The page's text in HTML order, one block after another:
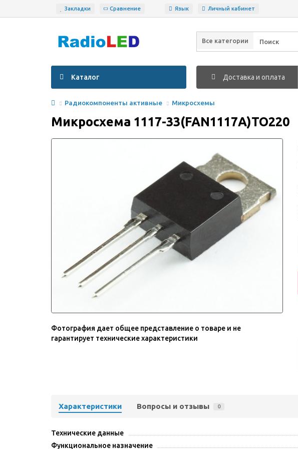
Закладки Сравнение Язык Личный кабинет
Все категории
Каталог Доставка и оплата
Радиокомпоненты активные Микросхемы
Микросхема 1117-33(FAN1117A)TO220
Фотография дает общее представление о товаре и не
гарантирует технические характеристики
Характеристики Вопросы и отзывы 0
Технические данные
Функциональное назначение